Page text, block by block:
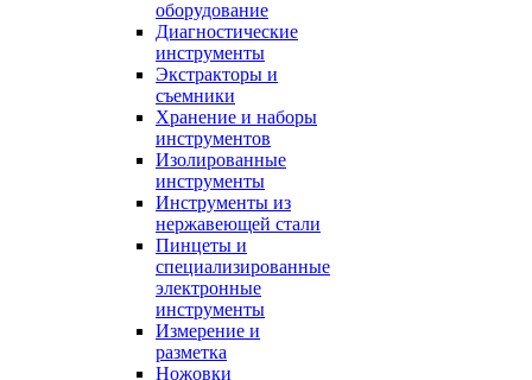
оборудование
Диагностические
инструменты
Экстракторы и
съемники
Хранение и наборы
инструментов
Изолированные
инструменты
Инструменты из
нержавеющей стали
Пинцеты и
специализированные
электронные
инструменты
Измерение и
разметка
Ножовки